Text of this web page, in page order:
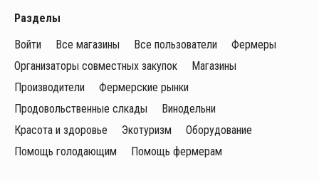
Разделы
Войти
Все магазины Все пользователи
Фермеры
Организаторы совместных закупок
Магазины
Производители
Фермерские рынки
Продовольственные слкады
Винодельни
Красота и здоровье
Экотуризм
Оборудование
Помощь голодающим
Помощь фермерам